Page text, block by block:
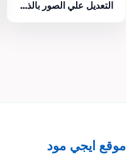
التعديل علي الصور بالذ...
موقع ايجي مود